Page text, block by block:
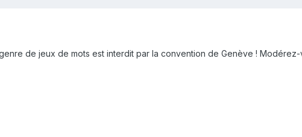
de jeux de mots est interdit par la convention de Genève !